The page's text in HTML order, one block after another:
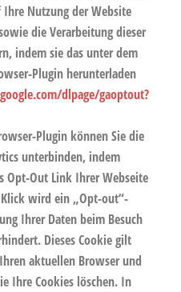
Nutzung der Website
die Verarbeitung dieser
indem sie das unter dem
Plugin herunterladen
dlpage/gaoptout?
Plugin können Sie die
unterbinden, indem
Opt-Out Link Ihrer Webseite
wird ein „Opt-out“-
Ihrer Daten beim Besuch
Dieses Cookie gilt
aktuellen Browser und
Ihre Cookies löschen. In